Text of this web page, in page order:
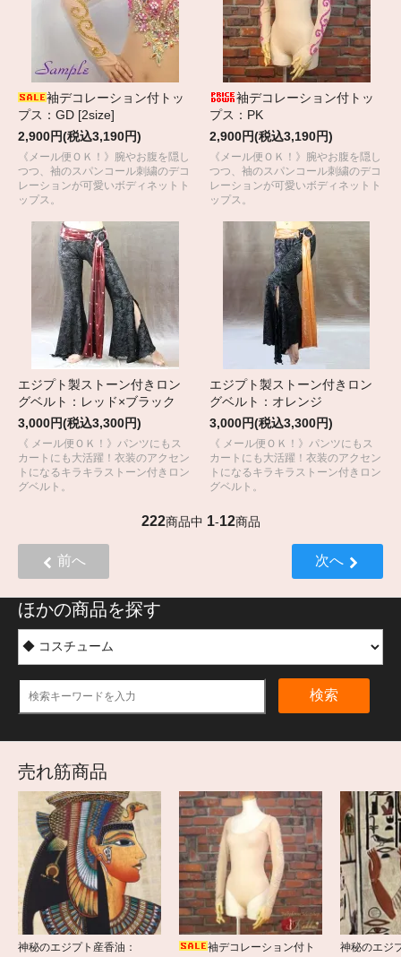
袖デコレーション付トッ
プス：GD [2size]
2,900円(税込3,190円)
《メール便ＯＫ！》腕やお腹を隠し
つつ、袖のスパンコール刺繍のデコ
レーションが可愛いボディネットト
ップス。
袖デコレーション付トッ
プス：PK
2,900円(税込3,190円)
《メール便ＯＫ！》腕やお腹を隠し
つつ、袖のスパンコール刺繍のデコ
レーションが可愛いボディネットト
ップス。
エジプト製ストーン付きロン
グベルト：レッド×ブラック
3,000円(税込3,300円)
《 メール便ＯＫ！》パンツにもス
カートにも大活躍！衣装のアクセン
トになるキラキラストーン付きロン
グベルト。
エジプト製ストーン付きロン
グベルト：オレンジ
3,000円(税込3,300円)
《 メール便ＯＫ！》パンツにもス
カートにも大活躍！衣装のアクセン
トになるキラキラストーン付きロン
グベルト。
222商品中 1-12商品
前へ 次へ
ほかの商品を探す
検索
売れ筋商品
神秘のエジプト産香油：
袖デコレーション付ト
神秘のエジ